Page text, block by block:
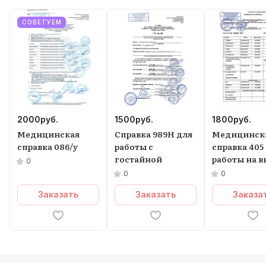
СОВЕТУЕМ
2000руб.
Медицинская
справка 086/у
0
Заказать
1500руб.
Справка 989Н для
работы с
гостайной
0
Заказать
1800руб.
справка
работы на
0